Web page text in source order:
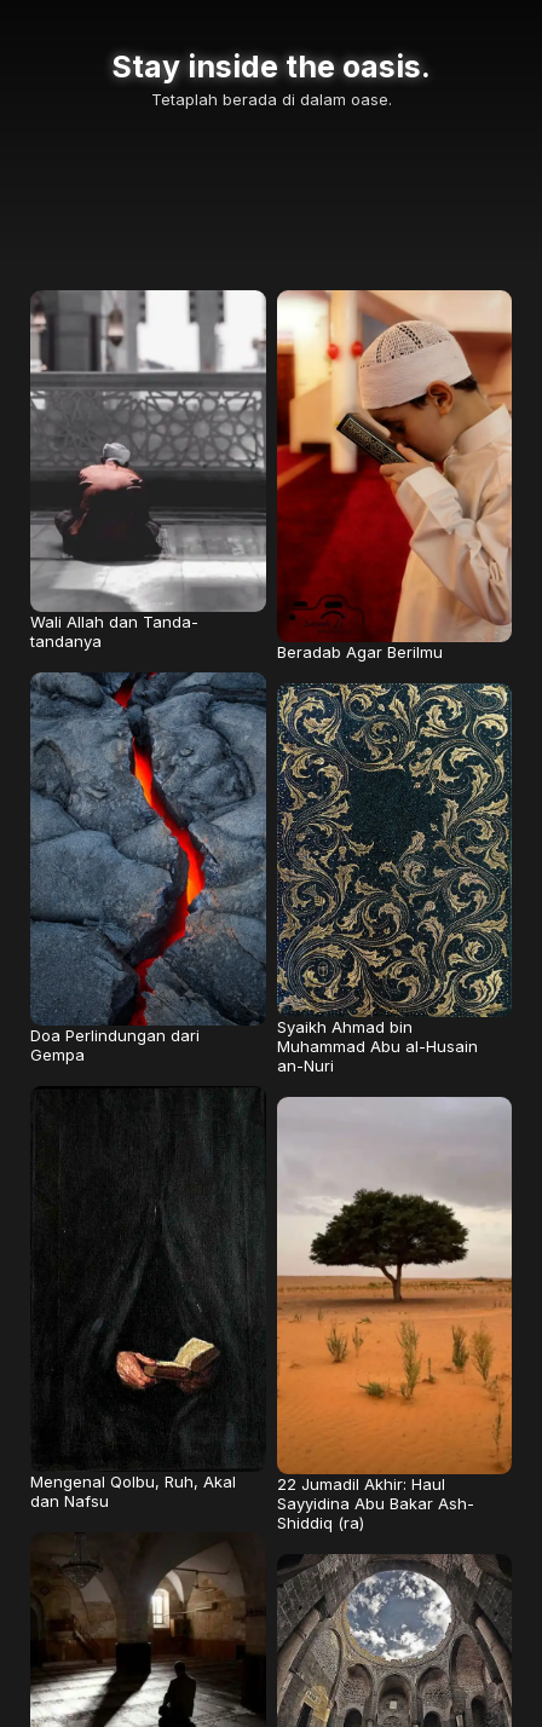
Stay inside the oasis.
Tetaplah berada di dalam oase.
Wali Allah dan Tanda-
tandanya
Beradab Agar Berilmu
Doa Perlindungan dari
Gempa
Syaikh Ahmad bin
Muhammad Abu al-Husain
an-Nuri
Mengenal Qolbu, Ruh, Akal
dan Nafsu
22 Jumadil Akhir: Haul
Sayyidina Abu Bakar Ash-
Shiddiq (ra)